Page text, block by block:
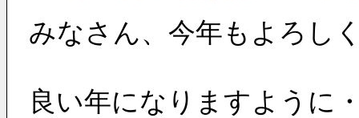
みなさん、今年もよろし
良い年になりますように